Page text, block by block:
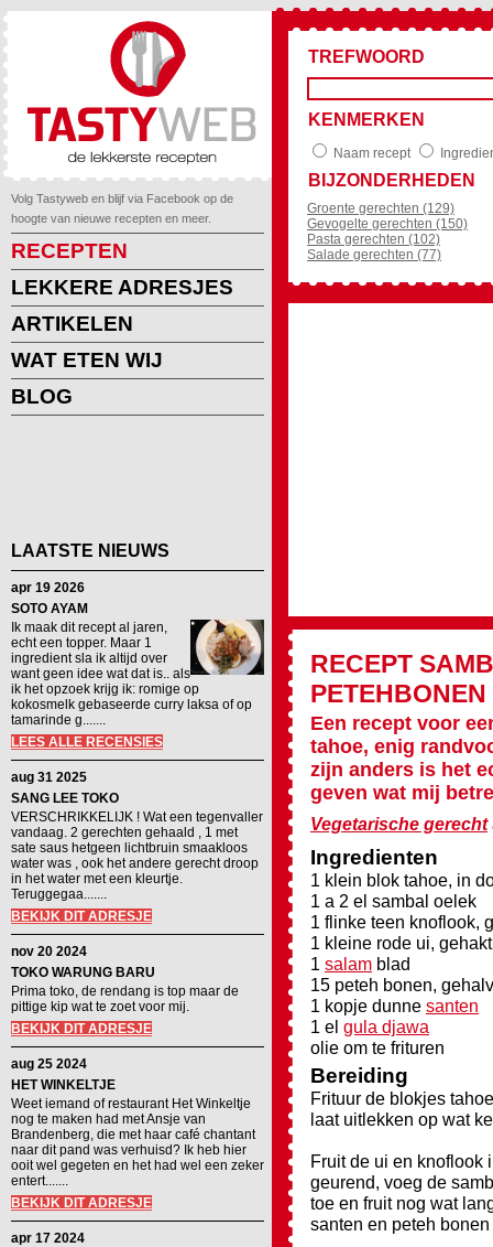
Volg Tastyweb en blijf via Facebook op de
hoogte van nieuwe recepten en meer.
RECEPTEN
LEKKERE ADRESJES
ARTIKELEN
WAT ETEN WIJ
BLOG
LAATSTE NIEUWS
apr 19 2026
SOTO AYAM
Ik maak dit recept al jaren,
echt een topper. Maar 1
ingredient sla ik altijd over
want geen idee wat dat is.. als
ik het opzoek krijg ik: romige op
kokosmelk gebaseerde curry laksa of op
tamarinde g.......
LEES ALLE RECENSIES
aug 31 2025
SANG LEE TOKO
VERSCHRIKKELIJK ! Wat een tegenvaller
vandaag. 2 gerechten gehaald , 1 met
sate saus hetgeen lichtbruin smaakloos
water was , ook het andere gerecht droop
in het water met een kleurtje.
Teruggegaa.......
BEKIJK DIT ADRESJE
nov 20 2024
TOKO WARUNG BARU
Prima toko, de rendang is top maar de
pittige kip wat te zoet voor mij.
BEKIJK DIT ADRESJE
aug 25 2024
HET WINKELTJE
Weet iemand of restaurant Het Winkeltje
nog te maken had met Ansje van
Brandenberg, die met haar café chantant
naar dit pand was verhuisd? Ik heb hier
ooit wel gegeten en het had wel een zeker
entert.......
BEKIJK DIT ADRESJE
apr 17 2024
TREFWOORD
KENMERKEN
Naam recept
BIJZONDERHEDEN
Groente gerechten (129)
Gevogelte gerechten (150)
Pasta gerechten (102)
Salade gerechten (77)
RECEPT
PETEHBONEN
Een recept voor
tahoe, enig
zijn anders is het
geven wat mij
Vegetarische gerecht
Ingredienten
1 klein blok tahoe, in
1 a 2 el sambal oelek
1 flinke teen knoflook,
1 kleine rode ui, gehakt
1 salam blad
15 peteh bonen,
1 kopje dunne santen
1 el gula djawa
olie om te frituren
Bereiding
Frituur de blokjes
laat uitlekken op wat
Fruit de ui en knoflook
geurend, voeg de
toe en fruit nog wat
santen en peteh